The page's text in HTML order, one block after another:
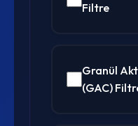
Filtre
Granül
(GAC)